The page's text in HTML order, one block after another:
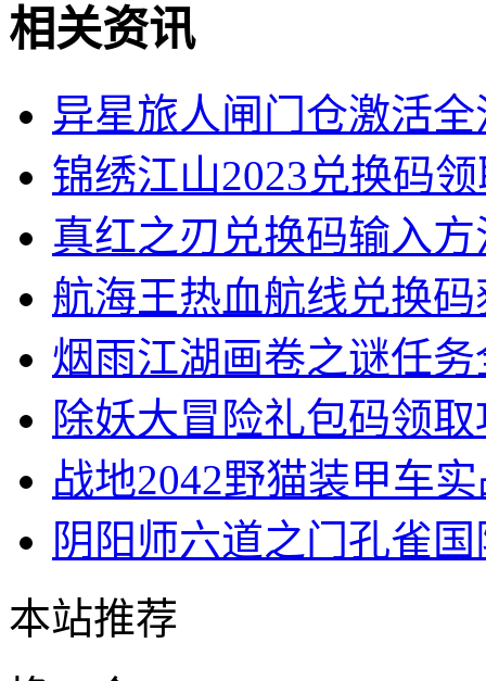
相关资讯
异星旅人闸门仓激活
锦绣江山2023兑换码
真红之刃兑换码输入
航海王热血航线兑换
烟雨江湖画卷之谜任
除妖大冒险礼包码领
战地2042野猫装甲车
阴阳师六道之门孔雀
本站推荐